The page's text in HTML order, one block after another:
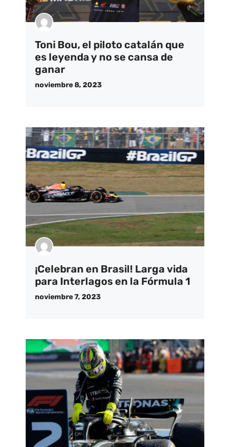
Toni Bou, el piloto catalán que
es leyenda y no se cansa de
ganar
noviembre 8, 2023
¡Celebran en Brasil! Larga vida
para Interlagos en la Fórmula 1
noviembre 7, 2023